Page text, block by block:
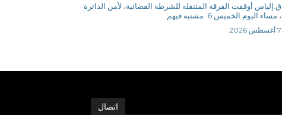
ق.إلياس أوقفت الفرقة المتنقلة للشرطة القضائية، لأمن الدائرة
، مساء اليوم الخميس 6 مشتبه فيهم...
7 أغسطس 2026
اتصال